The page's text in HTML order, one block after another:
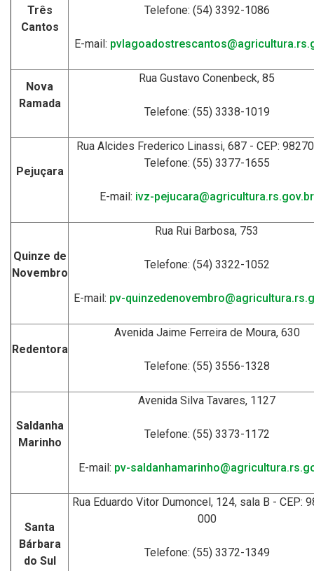
Três
Cantos
Telefone: (54) 3392-1086
E-mail:
Nova
Ramada
Rua Gustavo Conenbeck, 85
Telefone: (55) 3338-1019
Pejuçara
Rua Alcides Frederico Linassi, 687 - CEP:
Telefone: (55) 3377-1655
E-mail: ivz-pejucara@agricultura.rs.gov.br
Quinze de
Novembro
Rua Rui Barbosa, 753
Telefone: (54) 3322-1052
E-mail: pv-
Redentora
Avenida Jaime Ferreira de Moura, 630
Telefone: (55) 3556-1328
Saldanha
Marinho
Avenida Silva Tavares, 1127
Telefone: (55) 3373-1172
E-mail: pv-
Santa
Bárbara
do Sul
Rua Eduardo Vitor Dumoncel, 124, sala B - CEP:
000
Telefone: (55) 3372-1349